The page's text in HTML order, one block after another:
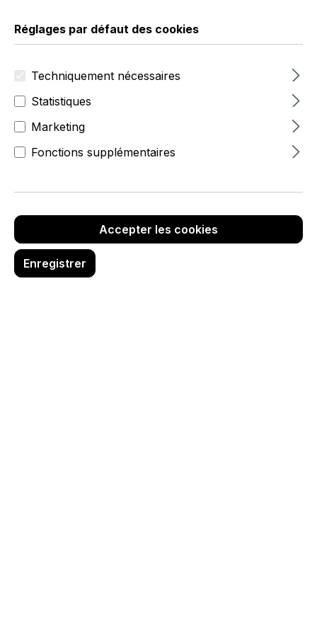
Grilles murales décoratives
Réglages par défaut des cookies
Techniquement nécessaires
Statistiques
Marketing
Fonctions supplémentaires
Accepter les cookies
Enregistrer